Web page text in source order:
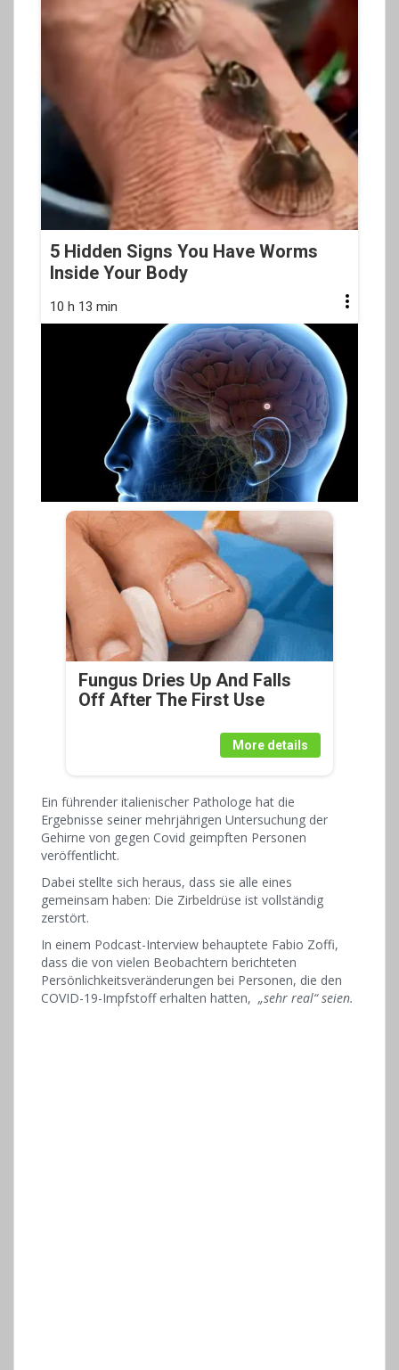
5 Hidden Signs You Have Worms
Inside Your Body
10 h 13 min
Fungus Dries Up And Falls
Off After The First Use
More details
Ein führender italienischer Pathologe hat die
Ergebnisse seiner mehrjährigen Untersuchung der
Gehirne von gegen Covid geimpften Personen
veröffentlicht.
Dabei stellte sich heraus, dass sie alle eines
gemeinsam haben: Die Zirbeldrüse ist vollständig
zerstört.
In einem Podcast-Interview behauptete Fabio Zoffi,
dass die von vielen Beobachtern berichteten
Persönlichkeitsveränderungen bei Personen, die den
COVID-19-Impfstoff erhalten hatten, „sehr real“ seien.